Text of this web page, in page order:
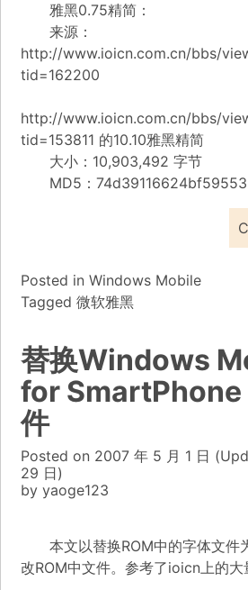
雅黑0.75精简：
来源：
http://www.ioicn.com.cn/bbs/
tid=162200
http://www.ioicn.com.cn/bbs/
tid=153811 的10.10雅黑精简
大小：10,903,492 字节
MD5：
Posted in Windows Mobile
Tagged 微软雅黑
替换Windows
for SmartPhone
件
Posted on 2007 年 5 月 1 日
29 日)
by yaoge123
本文以替换ROM中的字体文件
改ROM中文件。参考了ioicn上的大